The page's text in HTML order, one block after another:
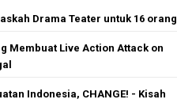
Drama Teater untuk 16 orang
Membuat Live Action Attack on
Indonesia, CHANGE! - Kisah